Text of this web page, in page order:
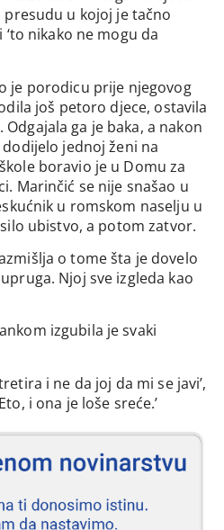
presudu u kojoj je tačno
nikako ne mogu da
je porodicu prije njegovog
još petoro djece, ostavila
ga je baka, a nakon
jednoj ženi na
boravio je u Domu za
Marinčić se nije snašao u
u romskom naselju u
ubistvo, a potom zatvor.
o tome šta je dovelo
Njoj sve izgleda kao
izgubila je svaki
i ne da joj da mi se javi’,
i ona je loše sreće.’